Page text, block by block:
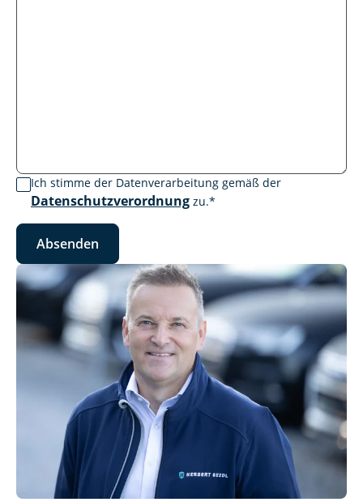
Ich stimme der Datenverarbeitung gemäß der
Datenschutzverordnung zu.*
Absenden